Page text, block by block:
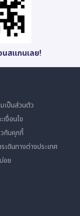
นสแกนเลย!
เป็นส่วนตัว
งื่อนไข
กับคุกกี้
เดินทางต่างประเทศ
อย